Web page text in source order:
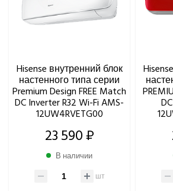
Hisense внутренний блок
настенного типа серии
Premium Design FREE Match
DC Inverter R32 Wi-Fi AMS-
12UW4RVETG00
23 590 ₽
В наличии
шт